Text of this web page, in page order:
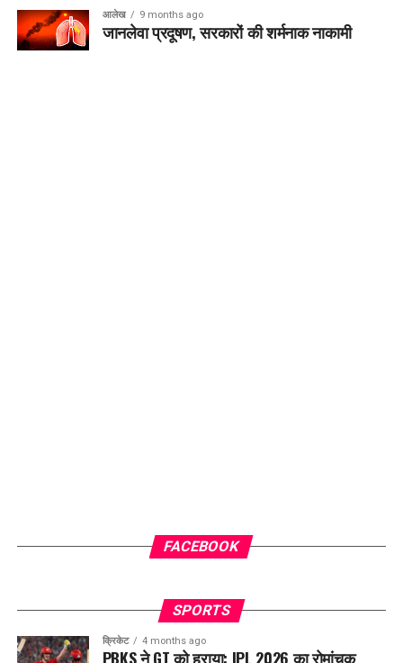
आलेख 9 months ago
जानलेवा प्रदूषण, सरकारों की शर्मनाक नाकामी
FACEBOOK
SPORTS
क्रिकेट 4 months ago
PBKS ने GT को हराया: IPL 2026 का रोमांचक